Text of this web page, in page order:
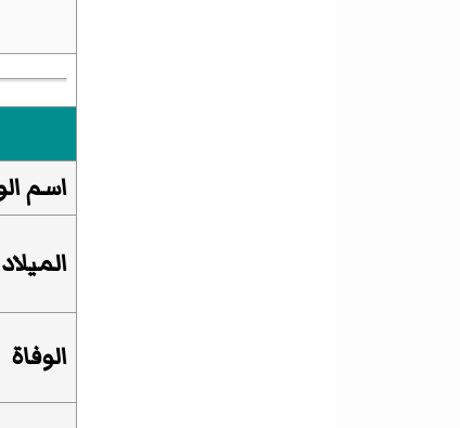
اسم
الميلاد
الوفاة